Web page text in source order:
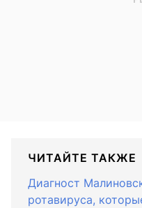
ЧИТАЙТЕ ТАКЖЕ
Диагност
ротавируса,